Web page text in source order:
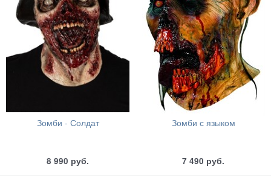
Зомби - Солдат
8 990 руб.
Зомби с языком
7 490 руб.